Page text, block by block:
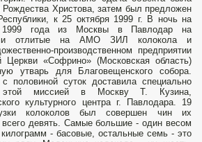
Рождества Христова, затем был предложен
к 25 октября 1999 г. В ночь на
1999 года из Москвы в Павлодар на
отлитые на АМО ЗИЛ колокола и
производственном предприятии
Церкви «Софрино» (Московская область)
утварь для Благовещенского собора.
половиной суток доставила специально
этой миссией в Москву Т. Кузина,
культурного центра г. Павлодара. 19
колоколов был совершен чин их
девять. Самые большие - один весом
- басовые, остальные семь - это